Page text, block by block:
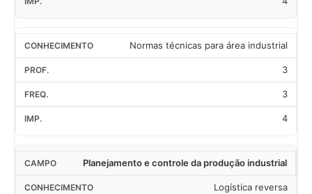
Normas técnicas para área industrial
3
3
4
Planejamento e controle da produção industrial
Logística reversa